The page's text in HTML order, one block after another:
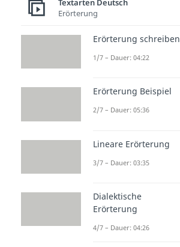
Wichtige
Video
Unter dem
findest du
diesem Beitrag
typischen
Textgattung
schnellen
Erörterung
Erörterung schreiben
1/7 – Dauer: 04:22
Erörterung Beispiel
2/7 – Dauer: 05:36
Lineare Erörterung
3/7 – Dauer: 03:35
Dialektische
Erörterung
4/7 – Dauer: 04:26